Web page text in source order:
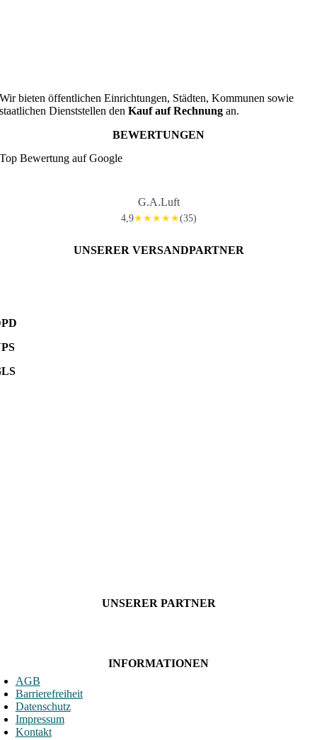
Wir bieten öffentlichen Einrichtungen, Städten, Kommunen sowie
staatlichen Dienststellen denKauf auf Rechnung an.
BEWERTUNGEN
Top Bewertung auf Google
G.A.Luft
4,9★★★★★(35)
UNSERER VERSANDPARTNER
UNSERER PARTNER
INFORMATIONEN
AGB
Barrierefreiheit
Datenschutz
Impressum
Kontakt